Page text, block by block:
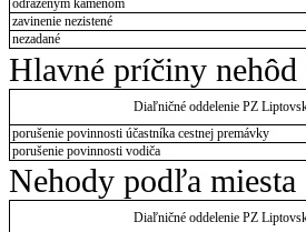
odrazeným kameňom
zavinenie nezistené
nezadané
Hlavné príčiny
Diaľničné oddelenie PZ
porušenie povinnosti účastníka cestnej premávky
porušenie povinnosti vodiča
Nehody podľa
Diaľničné oddelenie PZ